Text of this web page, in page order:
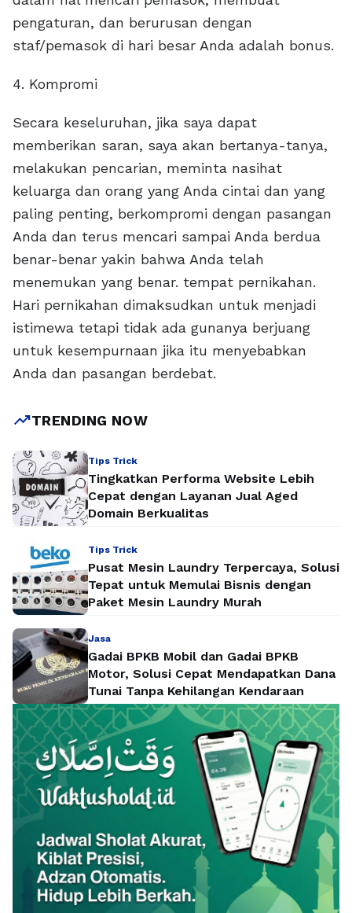
pengaturan, dan berurusan dengan
staf/pemasok di hari besar Anda adalah bonus.
4. Kompromi
Secara keseluruhan, jika saya dapat
memberikan saran, saya akan bertanya-tanya,
melakukan pencarian, meminta nasihat
keluarga dan orang yang Anda cintai dan yang
paling penting, berkompromi dengan pasangan
Anda dan terus mencari sampai Anda berdua
benar-benar yakin bahwa Anda telah
menemukan yang benar. tempat pernikahan.
Hari pernikahan dimaksudkan untuk menjadi
istimewa tetapi tidak ada gunanya berjuang
untuk kesempurnaan jika itu menyebabkan
Anda dan pasangan berdebat.
trending_upTRENDING NOW
Tips Trick
Tingkatkan Performa Website Lebih
Cepat dengan Layanan Jual Aged
Domain Berkualitas
Tips Trick
Pusat Mesin Laundry Terpercaya, Solusi
Tepat untuk Memulai Bisnis dengan
Paket Mesin Laundry Murah
Jasa
Gadai BPKB Mobil dan Gadai BPKB
Motor, Solusi Cepat Mendapatkan Dana
Tunai Tanpa Kehilangan Kendaraan